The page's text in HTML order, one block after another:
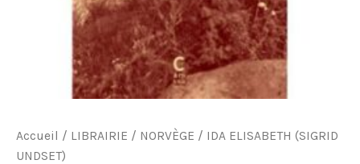
Accueil / LIBRAIRIE / NORVÈGE / IDA ELISABETH (SIGRID
UNDSET)